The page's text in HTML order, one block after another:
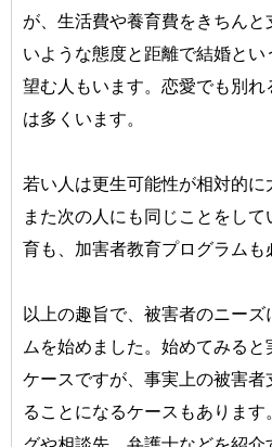
が、生活費や養育費をきちん
いような態度と距離で結婚と
望む人もいます。恋愛でも別
は多くいます。
若い人は更生可能性が相対的に
また次の人にも同じことをし
育も、加害者教育プログラムも
以上の趣旨で、被害者のニー
ムを始めました。始めてみる
ケースですが、事実上の被害
ることになるケースもありま